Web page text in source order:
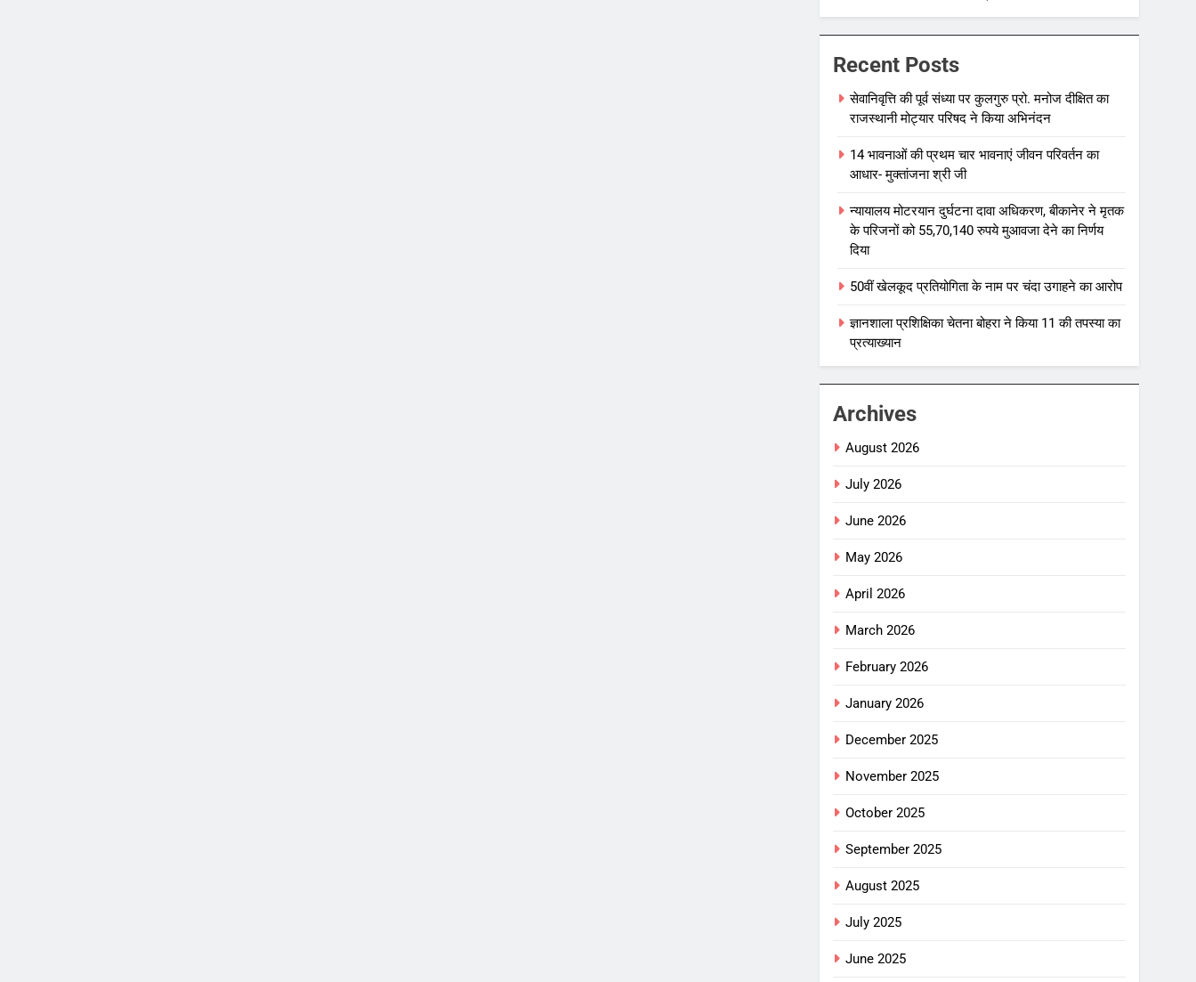
Recent Posts
सेवानिवृत्ति की पूर्व संध्या पर कुलगुरु प्रो. मनोज दीक्षित का
राजस्थानी मोट्यार परिषद ने किया अभिनंदन
14 भावनाओं की प्रथम चार भावनाएं जीवन परिवर्तन का
आधार- मुक्तांजना श्री जी
न्यायालय मोटरयान दुर्घटना दावा अधिकरण, बीकानेर ने मृतक
के परिजनों को 55,70,140 रुपये मुआवजा देने का निर्णय
दिया
50वीं खेलकूद प्रतियोगिता के नाम पर चंदा उगाहने का आरोप
ज्ञानशाला प्रशिक्षिका चेतना बोहरा ने किया 11 की तपस्या का
प्रत्याख्यान
Archives
August 2026
July 2026
June 2026
May 2026
April 2026
March 2026
February 2026
January 2026
December 2025
November 2025
October 2025
September 2025
August 2025
July 2025
June 2025